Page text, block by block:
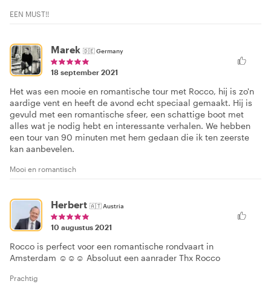
EEN MUST!!
Marek 🇩🇪Germany
18 september 2021
Het was een mooie en romantische tour met Rocco, hij is zo'n
aardige vent en heeft de avond echt speciaal gemaakt. Hij is
gevuld met een romantische sfeer, een schattige boot met
alles wat je nodig hebt en interessante verhalen. We hebben
een tour van 90 minuten met hem gedaan die ik ten zeerste
kan aanbevelen.
Mooi en romantisch
Herbert 🇦🇹Austria
10 augustus 2021
Rocco is perfect voor een romantische rondvaart in
Amsterdam ️☺️☺️☺️ Absoluut een aanrader Thx Rocco
Prachtig